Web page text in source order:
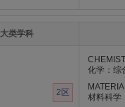
大类学科
2区
化学：综
材料科学